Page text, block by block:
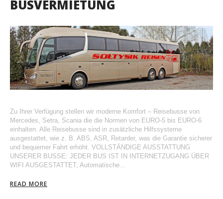
BUSVERMIETUNG
Zu Ihrer Verfügung stellen wir moderne Komfort – Reisebusse von
Mercedes, Setra, Scania die die Normen von EURO-5 bis EURO-6
einhalten. Alle Reisebusse sind in zusätzliche Hilfssysteme
ausgestattet, wie z. B. ABS, ASR, Retarder, was die Garantie sicherer
und bequemer Fahrt erhöht. VOLLSTÄNDIGE AUSSTATTUNG
UNSERER BUSSE: JEDER BUS IST IN INTERNETZUGANG ÜBER
WIFI AUSGESTATTET, Automatische…
READ MORE